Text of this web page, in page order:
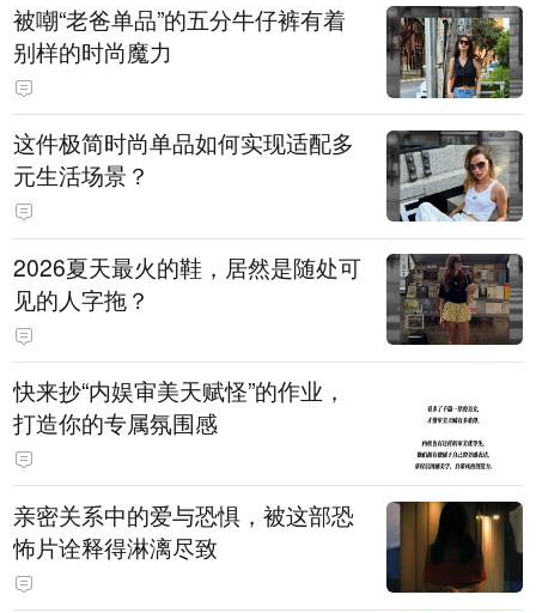
被嘲“老爸单品”的五分牛仔裤有着
别样的时尚魔力
这件极简时尚单品如何实现适配多
元生活场景？
2026夏天最火的鞋，居然是随处可
见的人字拖？
快来抄“内娱审美天赋怪”的作业，
打造你的专属氛围感
亲密关系中的爱与恐惧，被这部恐
怖片诠释得淋漓尽致